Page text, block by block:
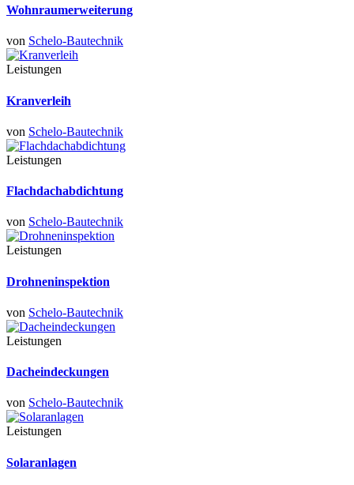
Wohnraumerweiterung
von Schelo-Bautechnik
Leistungen
Kranverleih
von Schelo-Bautechnik
Leistungen
Flachdachabdichtung
von Schelo-Bautechnik
Leistungen
Drohneninspektion
von Schelo-Bautechnik
Leistungen
Dacheindeckungen
von Schelo-Bautechnik
Leistungen
Solaranlagen